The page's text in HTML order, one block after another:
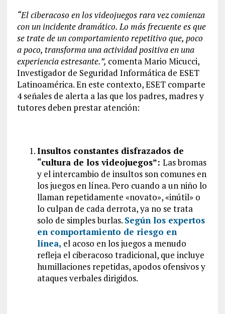
“El ciberacoso en los videojuegos rara vez comienza
con un incidente dramático. Lo más frecuente es que
se trate de un comportamiento repetitivo que, poco
a poco, transforma una actividad positiva en una
experiencia estresante.”, comenta Mario Micucci,
Investigador de Seguridad Informática de ESET
Latinoamérica. En este contexto, ESET comparte
4 señales de alerta a las que los padres, madres y
tutores deben prestar atención:
Insultos constantes disfrazados de
“cultura de los videojuegos”: Las bromas
y el intercambio de insultos son comunes en
los juegos en línea. Pero cuando a un niño lo
llaman repetidamente «novato», «inútil» o
lo culpan de cada derrota, ya no se trata
solo de simples burlas. Según los expertos
en comportamiento de riesgo en
línea, el acoso en los juegos a menudo
refleja el ciberacoso tradicional, que incluye
humillaciones repetidas, apodos ofensivos y
ataques verbales dirigidos.